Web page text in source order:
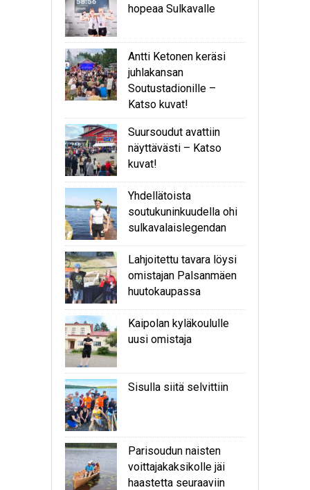
hopeaa Sulkavalle
Antti Ketonen keräsi
juhlakansan
Soutustadionille –
Katso kuvat!
Suursoudut avattiin
näyttävästi – Katso
kuvat!
Yhdellätoista
soutukuninkuudella ohi
sulkavalaislegendan
Lahjoitettu tavara löysi
omistajan Palsanmäen
huutokaupassa
Kaipolan kyläkoululle
uusi omistaja
Sisulla siitä selvittiin
Parisoudun naisten
voittajakaksikolle jäi
haastetta seuraaviin